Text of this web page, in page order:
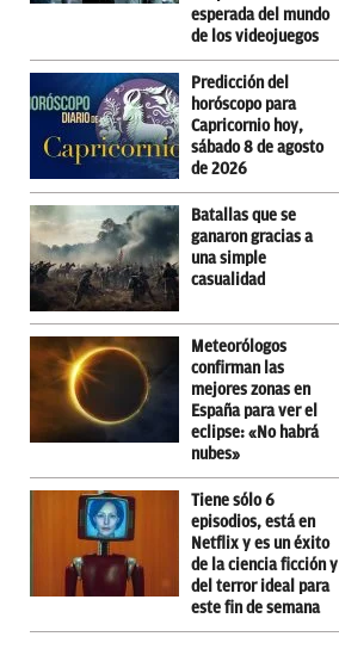
esperada del mundo
de los videojuegos
Predicción del
horóscopo para
Capricornio hoy,
sábado 8 de agosto
de 2026
Batallas que se
ganaron gracias a
una simple
casualidad
Meteorólogos
confirman las
mejores zonas en
España para ver el
eclipse: «No habrá
nubes»
Tiene sólo 6
episodios, está en
Netflix y es un éxito
de la ciencia ficción y
del terror ideal para
este fin de semana